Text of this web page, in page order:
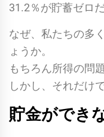
31.2％が貯蓄ゼロ
なぜ、私たちの多
ょうか。
もちろん所得の問
しかし、それだけ
貯金ができ